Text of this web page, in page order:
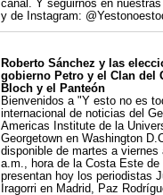
canal. Y seguirnos en
y de Instagram:
Roberto Sánchez y las
gobierno Petro y el Clan del
Bloch y el Panteón
Bienvenidos a "Y esto no es
internacional de noticias del
Americas Institute de la
Georgetown en Washington
disponible de martes a viernes
a.m., hora de la Costa Este
presentan hoy los periodistas
Iragorri en Madrid, Paz